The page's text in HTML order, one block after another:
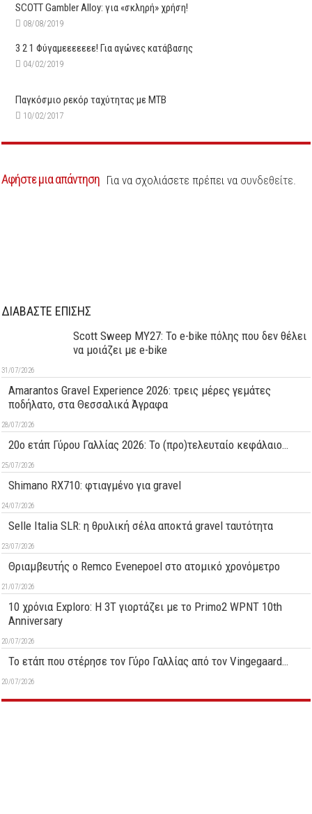
SCOTT Gambler Alloy: για «σκληρή» χρήση!
08/08/2019
3 2 1 Φύγαμεεεεεεε! Για αγώνες κατάβασης
04/02/2019
Παγκόσμιο ρεκόρ ταχύτητας με ΜΤΒ
10/02/2017
Αφήστε μια απάντηση Για να σχολιάσετε πρέπει να συνδεθείτε
ΔΙΑΒΑΣΤΕ ΕΠΙΣΗΣ
Scott Sweep MY27: Το e-bike πόλης που δεν θέλει
να μοιάζει με e-bike
31/07/2026
Amarantos Gravel Experience 2026: τρεις μέρες γεμάτες
ποδήλατο, στα Θεσσαλικά Άγραφα
28/07/2026
20ο ετάπ Γύρου Γαλλίας 2026: Το (προ)τελευταίο κεφάλαιο…
25/07/2026
Shimano RX710: φτιαγμένο για gravel
24/07/2026
Selle Italia SLR: η θρυλική σέλα αποκτά gravel ταυτότητα
23/07/2026
Θριαμβευτής ο Remco Evenepoel στο ατομικό χρονόμετρο
21/07/2026
10 χρόνια Exploro: Η 3T γιορτάζει με το Primo2 WPNT 10th
Anniversary
20/07/2026
Το ετάπ που στέρησε τον Γύρο Γαλλίας από τον Vingegaard…
20/07/2026